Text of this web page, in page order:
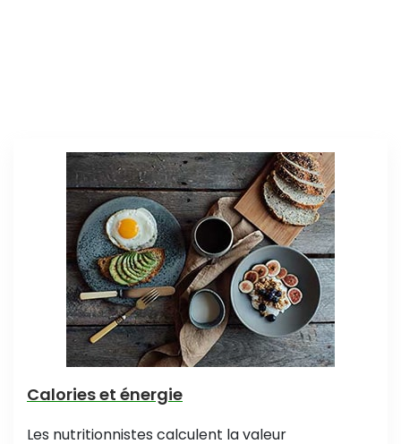
Calories et énergie
Les nutritionnistes calculent la valeur